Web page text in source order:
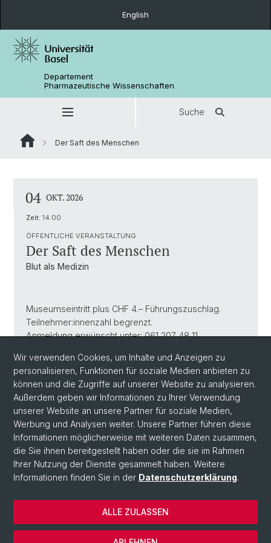
English
Departement
Pharmazeutische Wissenschaften
Suche
Der Saft des Menschen
04 OKT. 2026
Zeit: 14:00
ÖFFENTLICHE VERANSTALTUNG
Der Saft des Menschen
Blut als Medizin
Museumseintritt plus CHF 4.– Führungszuschlag.
Teilnehmer:innenzahl begrenzt.
Anmeldung erwünscht unter: 061 207 48 11
Veranstaltung übernehmen als iCal
Zurück
Wir verwenden Cookies, um Inhalte und Anzeigen zu
personalisieren, Funktionen für soziale Medien anbieten zu
können und die Zugriffe auf unserer Website zu analysieren.
Außerdem geben wir Informationen zu Ihrer Verwendung
unserer Website an unsere Partner für soziale Medien,
Werbung und Analysen weiter. Unsere Partner führen diese
Informationen möglicherweise mit weiteren Daten zusammen,
die Sie ihnen bereitgestellt haben oder die sie im Rahmen
Ihrer Nutzung der Dienste gesammelt haben. Weitere
Informationen finden Sie in der Datenschutzerklärung.
ALLE ZULASSEN